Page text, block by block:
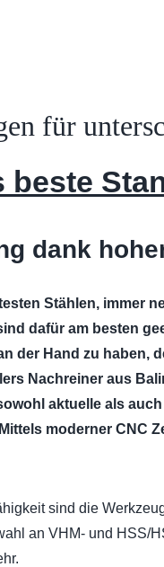
für
beste
dank
Stählen, immer
dafür am besten
der Hand zu
Nachreiner aus
aktuelle als
moderner CNC
sind die
an VHM- und HSS/